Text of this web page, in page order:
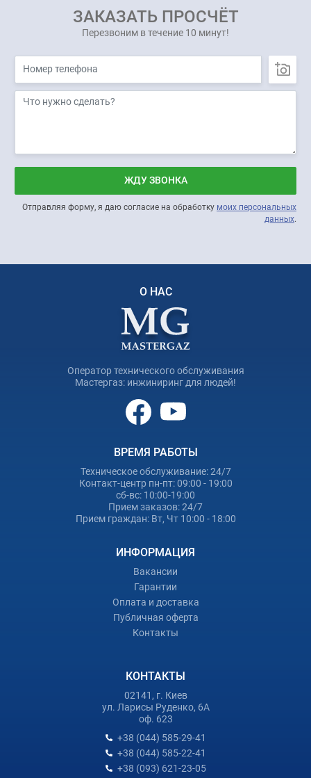
ЗАКАЗАТЬ ПРОСЧЁТ
Перезвоним в течение 10 минут!
ЖДУ ЗВОНКА
Отправляя форму, я даю согласие на обработку моих персональных
данных.
О НАС
Оператор технического обслуживания
Мастергаз: инжиниринг для людей!
ВРЕМЯ РАБОТЫ
Техническое обслуживание: 24/7
Контакт-центр пн-пт: 09:00 - 19:00
сб-вс: 10:00-19:00
Прием заказов: 24/7
Прием граждан: Вт, Чт 10:00 - 18:00
ИНФОРМАЦИЯ
Вакансии
Гарантии
Оплата и доставка
Публичная оферта
Контакты
КОНТАКТЫ
02141, г. Киев
ул. Ларисы Руденко, 6А
оф. 623
+38 (044) 585-29-41
+38 (044) 585-22-41
+38 (093) 621-23-05